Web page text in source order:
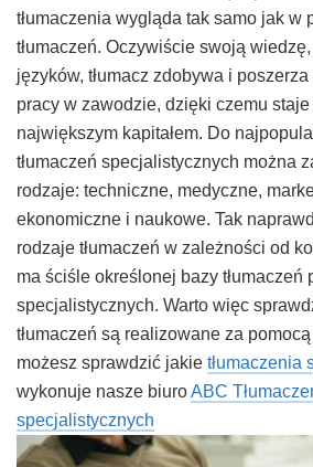
tłumaczenia wygląda tak samo jak w
tłumaczeń. Oczywiście swoją
języków, tłumacz zdobywa i poszerza
pracy w zawodzie, dzięki czemu
największym kapitałem. Do
tłumaczeń specjalistycznych można
rodzaje: techniczne, medyczne,
ekonomiczne i naukowe. Tak
rodzaje tłumaczeń w zależności od
ma ściśle określonej bazy tłumaczeń
specjalistycznych. Warto więc
tłumaczeń są realizowane za
możesz sprawdzić jakie tłumaczenia
wykonuje nasze biuroABC
specjalistycznych